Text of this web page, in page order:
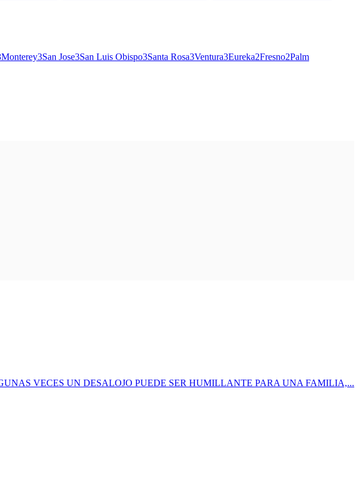
Monterey3San Jose3San Luis Obispo3Santa Rosa3Ventura3Eureka2Fresno2Palm
VECES UN DESALOJO PUEDE SER HUMILLANTE PARA UNA FAMILIA,...